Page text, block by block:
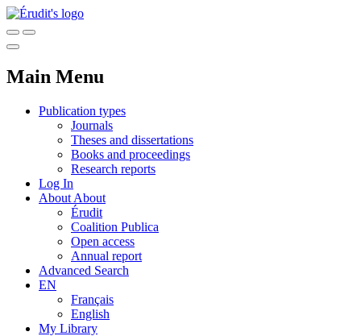
Main Menu
Publication types
Journals
Theses and dissertations
Books and proceedings
Research reports
Log In
About About
Érudit
Coalition Publica
Open access
Annual report
Advanced Search
EN
Français
English
My Library